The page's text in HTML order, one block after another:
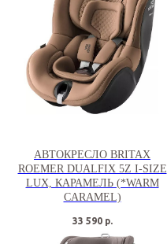
АВТОКРЕСЛО BRITAX
ROEMER DUALFIX 5Z I-SIZE
LUX, КАРАМЕЛЬ (*WARM
CARAMEL)
33 590 р.